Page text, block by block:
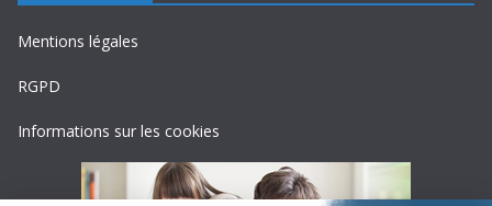
Mentions légales
RGPD
Informations sur les cookies